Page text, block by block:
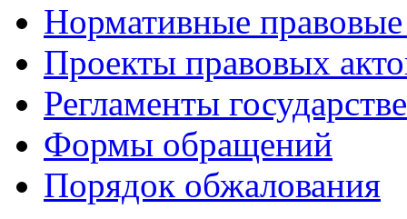
Нормативные
Проекты правовых
Регламенты
Формы обращений
Порядок обжалования